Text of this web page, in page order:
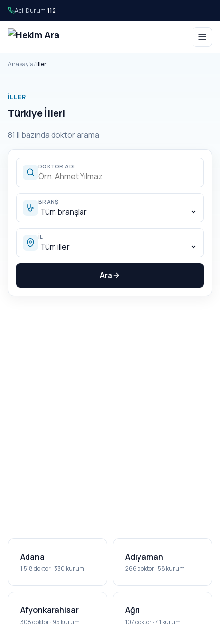
Acil Durum:112
Anasayfa/İller
İLLER
Türkiye İlleri
81 il bazında doktor arama
DOKTOR ADI
BRANŞ
İL
Ara
Adana
1.518 doktor · 330 kurum
Adıyaman
266 doktor · 58 kurum
Afyonkarahisar
308 doktor · 95 kurum
Ağrı
107 doktor · 41 kurum